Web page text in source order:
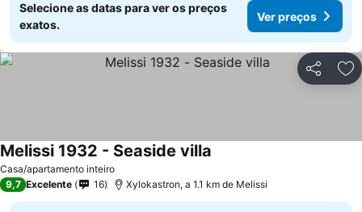
Selecione as datas para ver os preços
exatos.
Ver preços
Partilhar
Casa/apartamento inteiro
Melissi 1932 - Seaside villa
9,7 Excelente 16 Xylokastron, a 1.1 km de Melissi